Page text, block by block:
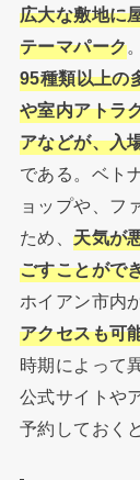
広大な敷地に
テーマパーク。
95種類以上の
や室内アトラ
アなどが、入
である。ベト
ョップや、フ
ため、天気が
ごすことがで
ホイアン市内
アクセスも可
時期によって
公式サイトや
予約しておく